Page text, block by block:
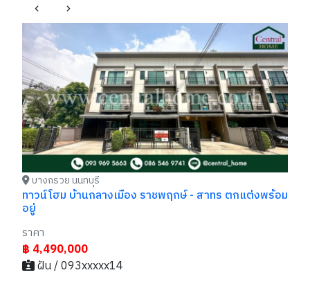
บางกรวย นนทบุรี
ทาวน์โฮม บ้านกลางเมือง ราชพฤกษ์ - สาทร ตกแต่งพร้อม
อยู่
ราคา
฿ 4,490,000
ฝัน / 093xxxxx14